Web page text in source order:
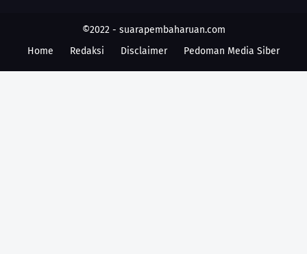
©2022 - suarapembaharuan.com
Home
Redaksi Disclaimer Pedoman Media Siber